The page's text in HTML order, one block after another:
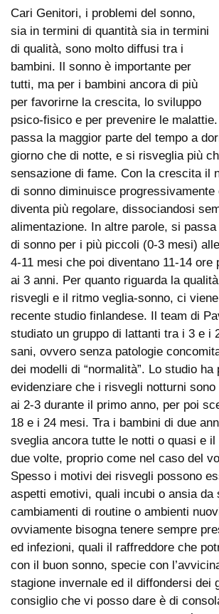
Cari Genitori, i problemi del sonno,
sia in termini di quantità sia in termini
di qualità, sono molto diffusi tra i
bambini. Il sonno è importante per
tutti, ma per i bambini ancora di più
per favorirne la crescita, lo sviluppo
psico-fisico e per prevenire le
passa la maggior parte del tempo a
giorno che di notte, e si risveglia più
sensazione di fame. Con la crescita il
di sonno diminuisce progressivamente
diventa più regolare, dissociandosi
alimentazione. In altre parole, si
di sonno per i più piccoli (0-3 mesi)
4-11 mesi che poi diventano 11-14 ore
ai 3 anni. Per quanto riguarda la
risvegli e il ritmo veglia-sonno, ci
recente studio finlandese. Il team di
studiato un gruppo di lattanti tra i 3 e i
sani, ovvero senza patologie
dei modelli di “normalità”. Lo studio ha
evidenziare che i risvegli notturni
ai 2-3 durante il primo anno, per poi
18 e i 24 mesi. Tra i bambini di due
sveglia ancora tutte le notti o quasi e
due volte, proprio come nel caso del
Spesso i motivi dei risvegli possono
aspetti emotivi, quali incubi o ansia da
cambiamenti di routine o ambienti
ovviamente bisogna tenere sempre
ed infezioni, quali il raffreddore che
con il buon sonno, specie con
stagione invernale ed il diffondersi dei
consiglio che vi posso dare è di